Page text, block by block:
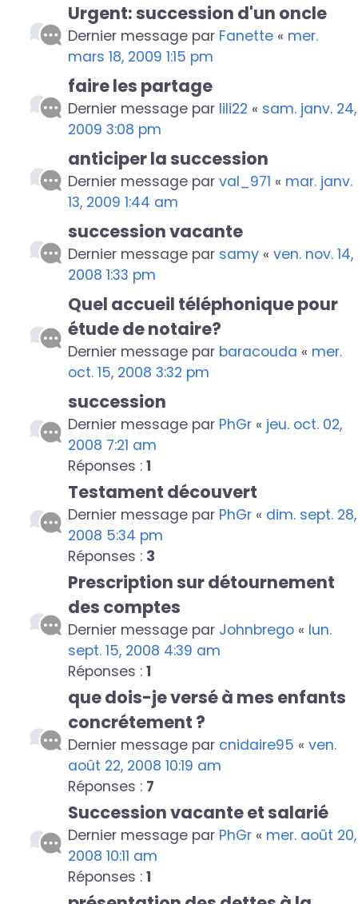
Urgent: succession d'un oncle
Dernier message par Fanette « mer.
mars 18, 2009 1:15 pm
faire les partage
Dernier message par lili22 « sam. janv. 24,
2009 3:08 pm
anticiper la succession
Dernier message par val_971 « mar. janv.
13, 2009 1:44 am
succession vacante
Dernier message par samy « ven. nov. 14,
2008 1:33 pm
Quel accueil téléphonique pour
étude de notaire?
Dernier message par baracouda « mer.
oct. 15, 2008 3:32 pm
succession
Dernier message par PhGr « jeu. oct. 02,
2008 7:21 am
Réponses : 1
Testament découvert
Dernier message par PhGr « dim. sept. 28,
2008 5:34 pm
Réponses : 3
Prescription sur détournement
des comptes
Dernier message par Johnbrego « lun.
sept. 15, 2008 4:39 am
Réponses : 1
que dois-je versé à mes enfants
concrétement ?
Dernier message par cnidaire95 « ven.
août 22, 2008 10:19 am
Réponses : 7
Succession vacante et salarié
Dernier message par PhGr « mer. août 20,
2008 10:11 am
Réponses : 1